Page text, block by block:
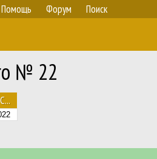
Помощь Форум Поиск
№ 22
С...